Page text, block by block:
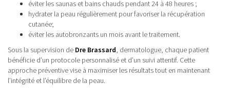
éviter les saunas et bains chauds pendant 24 à 48 heures ;
hydrater la peau régulièrement pour favoriser la récupération
cutanée;
éviter les autobronzants un mois avant le traitement.
Sous la supervision de Dre Brassard, dermatologue, chaque patient
bénéficie d’un protocole personnalisé et d’un suivi attentif. Cette
approche préventive vise à maximiser les résultats tout en maintenant
l’intégrité et l’équilibre de la peau.